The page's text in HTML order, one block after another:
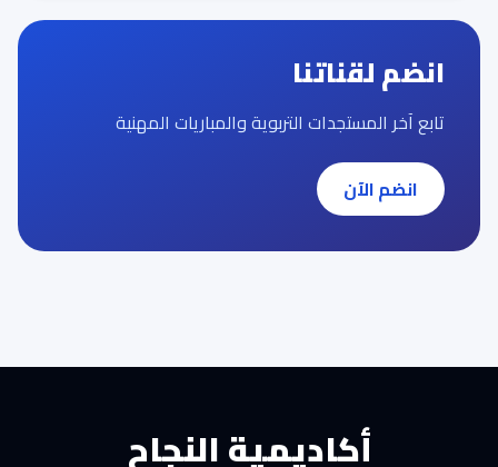
انضم لقناتنا
تابع آخر المستجدات التربوية والمباريات المهنية
انضم الآن
أكاديمية النجاح